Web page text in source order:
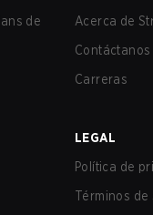
de
Acerca de
Contáctanos
Carreras
LEGAL
Política de
Términos de